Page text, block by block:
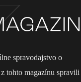
spravodajstvo o
tohto magazínu spravili